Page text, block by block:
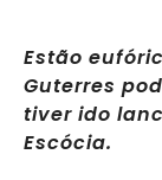
Estão
Guterres
tiver ido
Escócia.